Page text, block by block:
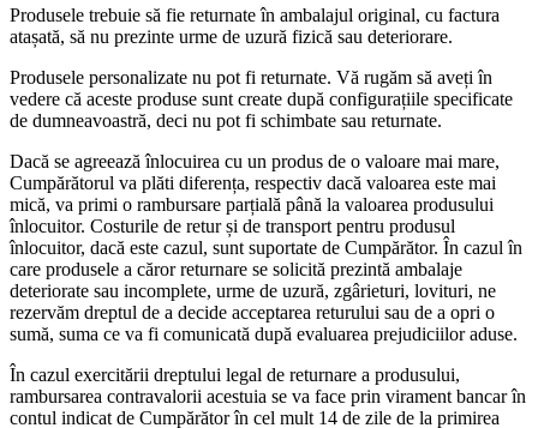
Produsele trebuie să fie returnate în ambalajul original, cu factura
atașată, să nu prezinte urme de uzură fizică sau deteriorare.
Produsele personalizate nu pot fi returnate. Vă rugăm să aveți în
vedere că aceste produse sunt create după configurațiile specificate
de dumneavoastră, deci nu pot fi schimbate sau returnate.
Dacă se agreează înlocuirea cu un produs de o valoare mai mare,
Cumpărătorul va plăti diferența, respectiv dacă valoarea este mai
mică, va primi o rambursare parțială până la valoarea produsului
înlocuitor. Costurile de retur și de transport pentru produsul
înlocuitor, dacă este cazul, sunt suportate de Cumpărător. În cazul în
care produsele a căror returnare se solicită prezintă ambalaje
deteriorate sau incomplete, urme de uzură, zgârieturi, lovituri, ne
rezervăm dreptul de a decide acceptarea returului sau de a opri o
sumă, suma ce va fi comunicată după evaluarea prejudiciilor aduse.
În cazul exercitării dreptului legal de returnare a produsului,
rambursarea contravalorii acestuia se va face prin virament bancar în
contul indicat de Cumpărător în cel mult 14 de zile de la primirea